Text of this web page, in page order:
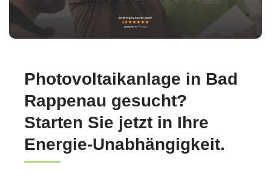
Photovoltaikanlage in Bad
Rappenau gesucht?
Starten Sie jetzt in Ihre
Energie-Unabhängigkeit.